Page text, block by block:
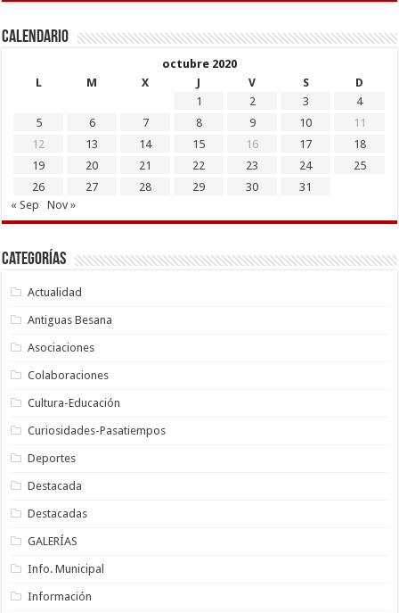
Calendario
octubre 2020
L
M X J V S
D
1
2 3
4
5
6 7 8 9 10
11
12
13 14 15 16 17
18
19
20 21 22 23 24
25
26
27 28 29 30
31
« Sep
Nov »
Categorías
Actualidad
Antiguas Besana
Asociaciones
Colaboraciones
Cultura-Educación
Curiosidades-Pasatiempos
Deportes
Destacada
Destacadas
GALERÍAS
Info. Municipal
Información